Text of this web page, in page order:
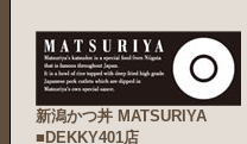
新潟かつ丼 MATSURIYA
■DEKKY401店